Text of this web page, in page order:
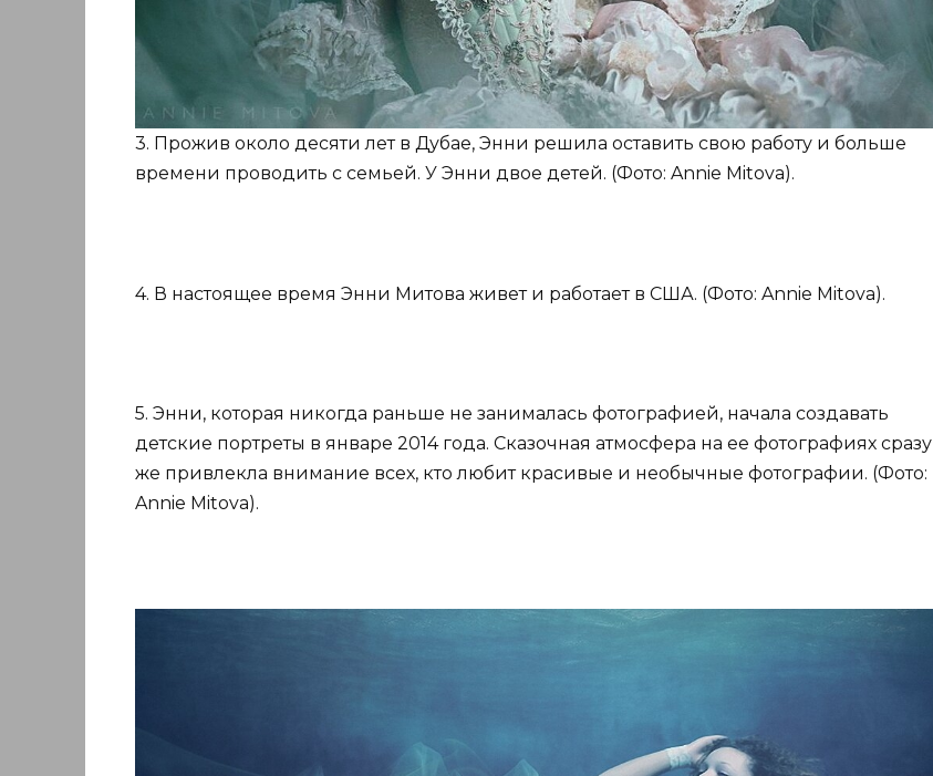
3. Прожив около десяти лет в Дубае, Энни решила оставить свою работу и больше
времени проводить с семьей. У Энни двое детей. (Фото: Annie Mitova).
4. В настоящее время Энни Митова живет и работает в США. (Фото: Annie Mitova).
5. Энни, которая никогда раньше не занималась фотографией, начала создавать
детские портреты в январе 2014 года. Сказочная атмосфера на ее фотографиях сразу
же привлекла внимание всех, кто любит красивые и необычные фотографии. (Фото:
Annie Mitova).